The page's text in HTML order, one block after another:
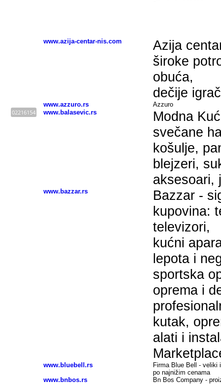
www.azija-centar-nis.com
Azija
široke
obuća,
dečije
www.azzuro.rs
Azzuro
02216154
www.balasevic.rs
Modna
svečane
košulje,
blejzeri,
aksesoari,
www.bazzar.rs
Bazzar -
kupovina:
televizori,
kućni
lepota i
sportska
oprema i
kutak,
alati i
www.bluebell.rs
Firma Blue Bell - veliki
po najnižim cenama
www.bnbos.rs
Bn Bos Company -